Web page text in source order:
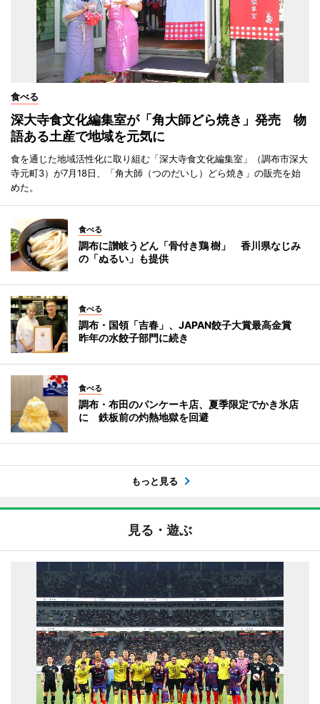
食べる
深大寺食文化編集室が「角大師どら焼き」発売 物
語ある土産で地域を元気に
食を通じた地域活性化に取り組む「深大寺食文化編集室」（調布市深大
寺元町3）が7月18日、「角大師（つのだいし）どら焼き」の販売を始
めた。
食べる
調布に讃岐うどん「骨付き鶏 樹」 香川県なじみ
の「ぬるい」も提供
食べる
調布・国領「吉春」、JAPAN餃子大賞最高金賞
昨年の水餃子部門に続き
食べる
調布・布田のパンケーキ店、夏季限定でかき氷店
に 鉄板前の灼熱地獄を回避
もっと見る
見る・遊ぶ